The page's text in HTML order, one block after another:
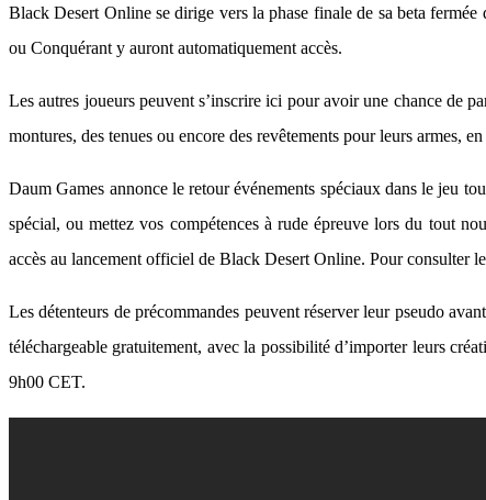
Black Desert Online se dirige vers la phase finale de sa beta
ou Conquérant y auront automatiquement accès.
Les autres joueurs peuvent s’inscrire ici pour avoir une chance de
montures, des tenues ou encore des revêtements pour leurs armes,
Daum Games annonce le retour événements spéciaux dans le jeu
spécial, ou mettez vos compétences à rude épreuve lors du tout
accès au lancement officiel de Black Desert Online. Pour consulter
Les détenteurs de précommandes peuvent réserver leur pseudo
téléchargeable gratuitement, avec la possibilité d’importer leurs
9h00 CET.